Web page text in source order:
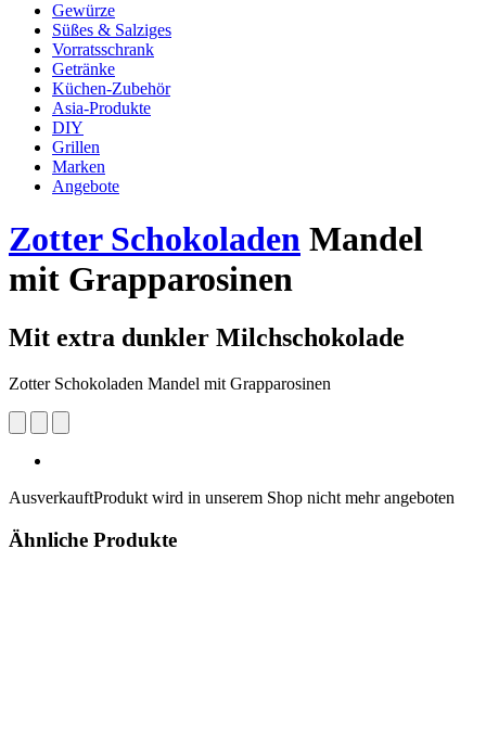
Gewürze
Süßes & Salziges
Vorratsschrank
Getränke
Küchen-Zubehör
Asia-Produkte
DIY
Grillen
Marken
Angebote
Zotter Schokoladen Mandel
mit Grapparosinen
Mit extra dunkler Milchschokolade
Zotter Schokoladen Mandel mit Grapparosinen
AusverkauftProdukt wird in unserem Shop nicht mehr angeboten
Ähnliche Produkte